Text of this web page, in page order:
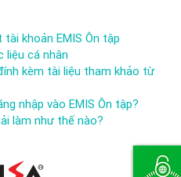
khoản EMIS Ôn tập
liệu cá nhân
kèm tài liệu tham khảo từ
nhập vào EMIS Ôn tập?
làm như thế nào?